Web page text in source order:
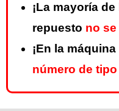
¡La mayoría
repuesto no
¡En la
número de